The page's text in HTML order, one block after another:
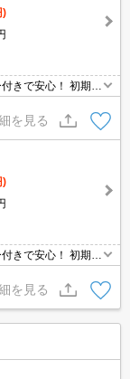
)
きで安心！ 初期費
を見る
)
きで安心！ 初期費
を見る